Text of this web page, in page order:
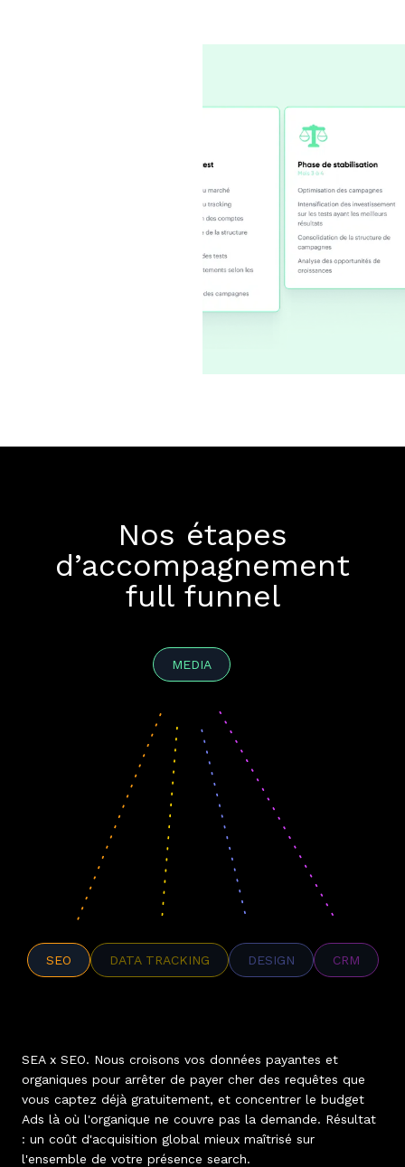
Nos étapes
d’accompagnement
full funnel
MEDIA
SEO DATA TRACKING DESIGN CRM
SEA x SEO. Nous croisons vos données payantes et
organiques pour arrêter de payer cher des requêtes que
vous captez déjà gratuitement, et concentrer le budget
Ads là où l'organique ne couvre pas la demande. Résultat
: un coût d'acquisition global mieux maîtrisé sur
l'ensemble de votre présence search.